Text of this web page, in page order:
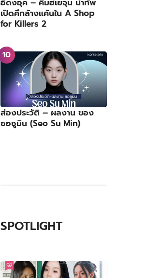
เปิดศึกล้างแค้นใน A Shop
for Killers 2
ส่องประวัติ – ผลงาน ของ
ซอซูมิน (Seo Su Min)
SPOTLIGHT